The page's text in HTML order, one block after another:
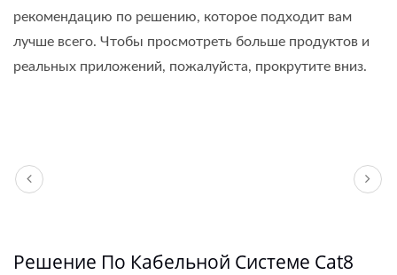
рекомендацию по решению, которое подходит вам
лучше всего. Чтобы просмотреть больше продуктов и
реальных приложений, пожалуйста, прокрутите вниз.
Решение По Кабельной Системе Cat8